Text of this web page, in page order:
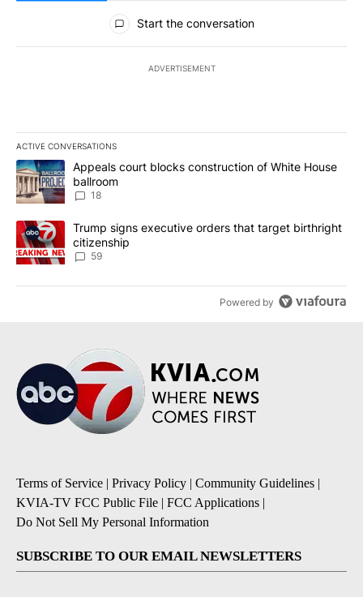
All Comments
Start the conversation
ADVERTISEMENT
ACTIVE CONVERSATIONS
The following is a list of the most commented articles in the last
A trending article titled "Appeals court blocks construction of
Appeals court blocks construction of White House
ballroom
18
A trending article titled "Trump signs executive orders that
Trump signs executive orders that target birthright
citizenship
59
Powered by
Terms of Service | Privacy Policy | Community Guidelines |
KVIA-TV FCC Public File | FCC Applications |
Do Not Sell My Personal Information
SUBSCRIBE TO OUR EMAIL NEWSLETTERS